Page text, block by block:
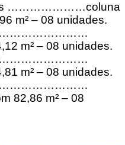
…………………coluna
m² – 08 unidades.
m² – 08 unidades.
m² – 08 unidades.
82,86 m² – 08